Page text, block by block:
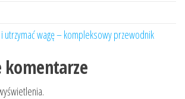
utrzymać wagę – kompleksowy przewodnik
komentarze